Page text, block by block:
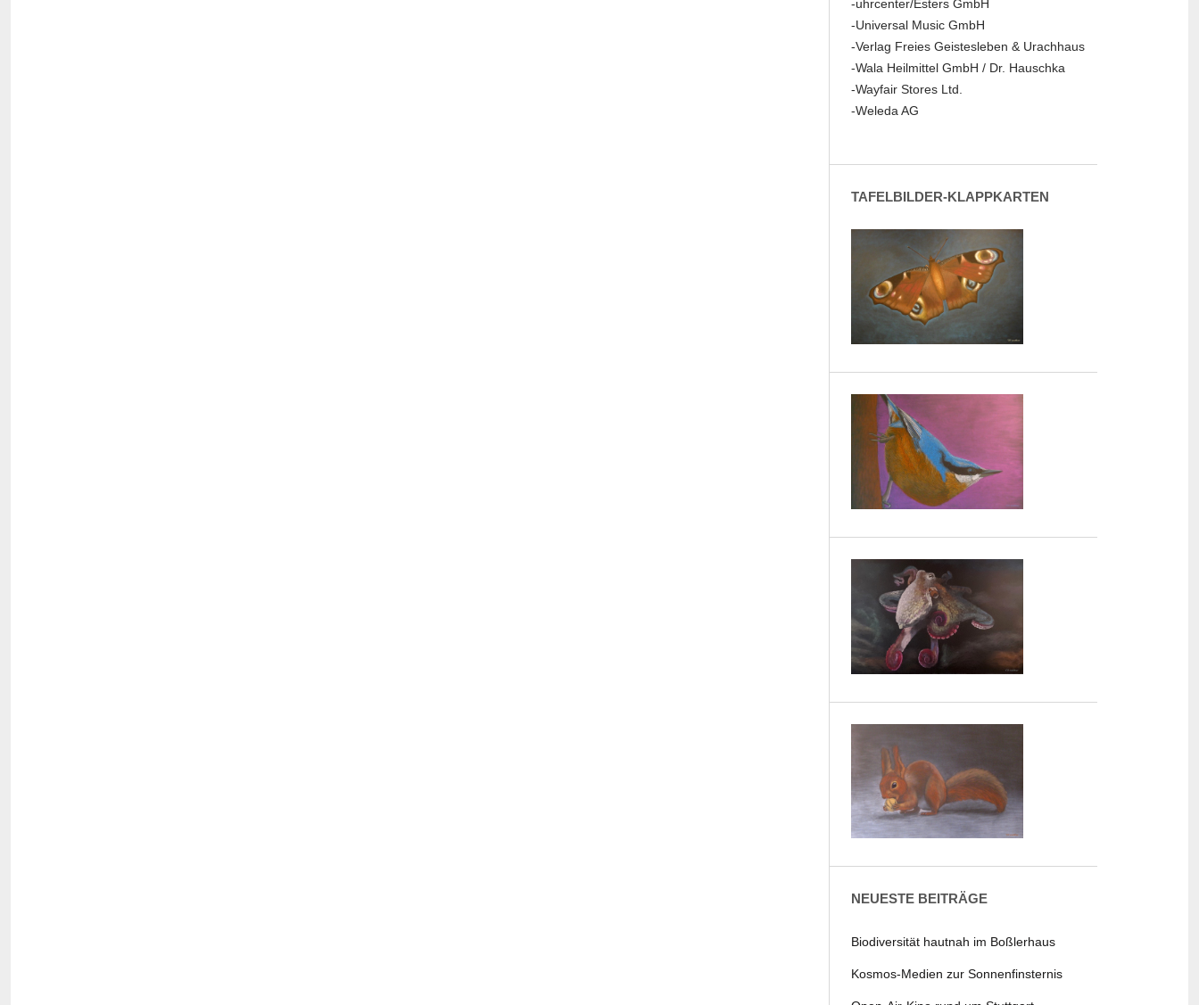
-uhrcenter/Esters GmbH
-Universal Music GmbH
-Verlag Freies Geistesleben & Urachhaus
-Wala Heilmittel GmbH / Dr. Hauschka
-Wayfair Stores Ltd.
-Weleda AG
TAFELBILDER-KLAPPKARTEN
NEUESTE BEITRÄGE
Biodiversität hautnah im Boßlerhaus
Kosmos-Medien zur Sonnenfinsternis